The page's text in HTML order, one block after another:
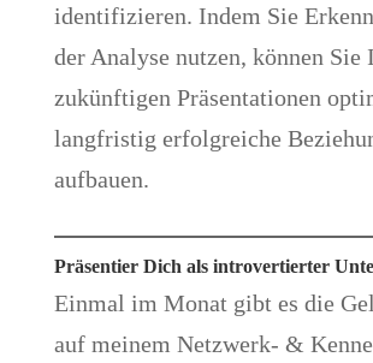
identifizieren. Indem Sie
der Analyse nutzen, können Sie
zukünftigen Präsentationen
langfristig erfolgreiche
aufbauen.
Präsentier Dich als introvertierter
Einmal im Monat gibt es die
auf meinem Netzwerk- &